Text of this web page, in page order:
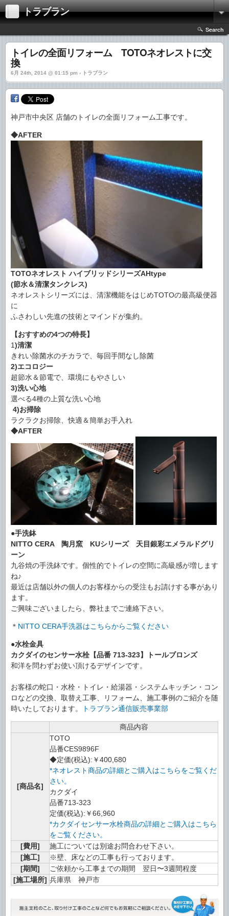
トラブラン
Search
トイレの全面リフォーム TOTOネオレストに交
換
6月 24th, 2014 @ 01:15 pm › トラブラン
神戸市中央区 店舗のトイレの全面リフォーム工事です。
◆AFTER
TOTOネオレスト ハイブリッドシリーズAHtype
(節水＆清潔タンクレス)
ネオレストシリーズには、清潔機能をはじめTOTOの最高級便器
に
ふさわしい先進の技術とマインドが集約。
【おすすめの4つの特長】
1)清潔
きれい除菌水のチカラで、毎回手間なし除菌
2)エコロジー
超節水＆節電で、環境にもやさしい
3)洗い心地
選べる4種の上質な洗い心地
4)お掃除
ラクラクお掃除、快適＆簡単お手入れ
◆AFTER
●手洗鉢
NITTO CERA 陶月窯 KUシリーズ 天目銀彩エメラルドグリ
ーン
九谷焼の手洗鉢です。個性的でトイレの空間に高級感が増します
ね♪
最近は店舗以外の個人のお客様からの受注もお請けする事があり
ます。
ご興味ございましたら、弊社までご連絡下さい。
＊ NITTO CERA手洗器はこちらからご覧ください
●水栓金具
カクダイのセンサー水栓【品番 713-323】トールブロンズ
和洋を問わずお使い頂けるデザインです。
お客様の蛇口・水栓・トイレ・給湯器・システムキッチン・コン
ロなどの交換、取替え工事、リフォーム、施工事例のご紹介を随
時いたしております。
トラブラン通信販売事業部
商品内容
[商品名]
TOTO
品番CES9896F
◆定価(税込):￥400,680
*ネオレスト商品の詳細とご購入はこちらをご覧くだ
さい。
カクダイ
品番713-323
定価(税込):￥66,960
*カクダイセンサー水栓商品の詳細とご購入はこちら
をご覧ください。
[費用]
施工については別途お問合わせ下さい。
[施工]
※壁、床などの工事も行っております。
[期間]
ご依頼から工事までの期間 翌日〜3週間程度
[施工場所] 兵庫県 神戸市